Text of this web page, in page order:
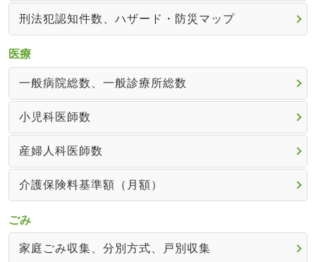
刑法犯認知件数、ハザード・防災マップ
医療
一般病院総数、一般診療所総数
小児科医師数
産婦人科医師数
介護保険料基準額（月額）
ごみ
家庭ごみ収集、分別方式、戸別収集